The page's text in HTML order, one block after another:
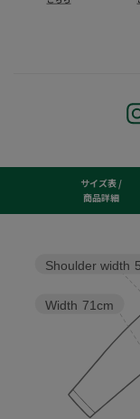
サイズ表 /
商品詳細
Width 71cm
Shoulder width